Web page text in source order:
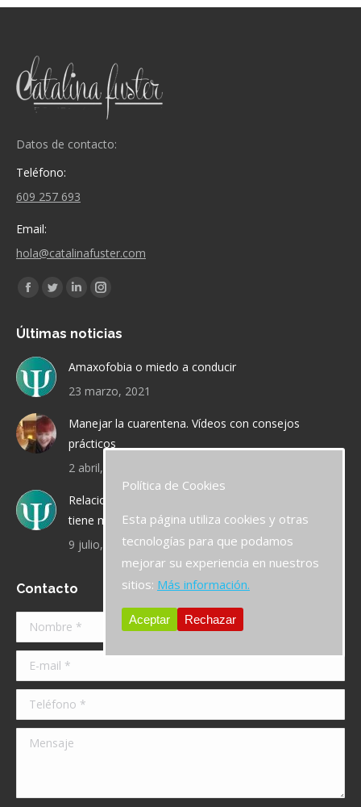
Datos de contacto:
Teléfono:
609 257 693
Email:
hola@catalinafuster.com
Encuéntranos en:
Facebook
opens
in
new
window
Twitter
opens
in
new
Linkedin
opens
Instagram
opens
in
window
Últimas noticias
Amaxofobia o miedo a conducir
23 marzo, 2021
Manejar la cuarentena. Vídeos con consejos
prácticos
2 abril, 2020
Relaciones de pareja: ¿qué sucede cuando la chica
tiene más experiencia que el chico?
9 julio, 2019
Contacto
Nombre *
E-mail *
Teléfono *
Mensaje
Política de Cookies
Esta página utiliza cookies y otras
tecnologías para que podamos
mejorar su experiencia en nuestros
sitios: Más información.
Aceptar Rechazar